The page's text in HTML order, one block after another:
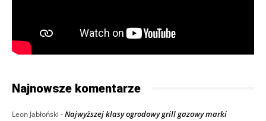
Najnowsze komentarze
Leon Jabłoński -Najwyższej klasy ogrodowy grill gazowy marki